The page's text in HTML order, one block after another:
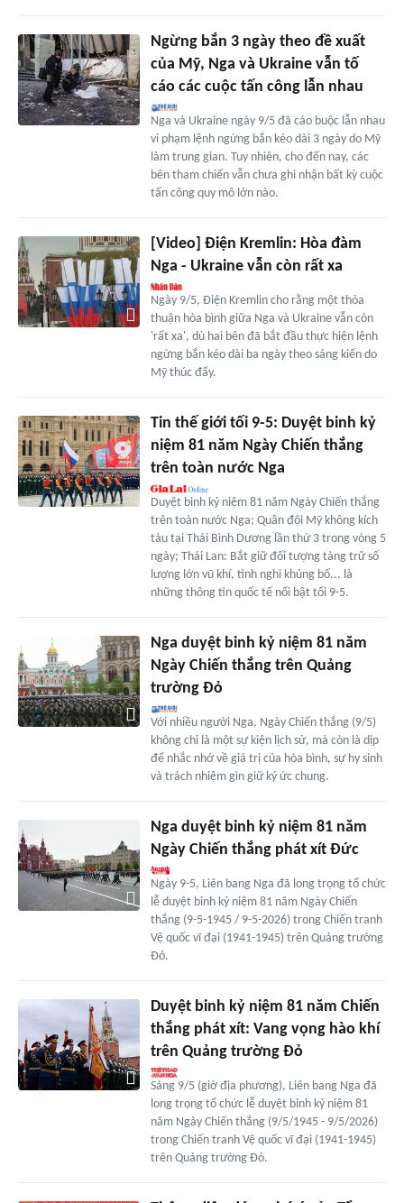
Ngừng bắn 3 ngày theo đề xuất
của Mỹ, Nga và Ukraine vẫn tố
cáo các cuộc tấn công lẫn nhau
Nga và Ukraine ngày 9/5 đã cáo buộc lẫn nhau
vi phạm lệnh ngừng bắn kéo dài 3 ngày do Mỹ
làm trung gian. Tuy nhiên, cho đến nay, các
bên tham chiến vẫn chưa ghi nhận bất kỳ cuộc
tấn công quy mô lớn nào.
[Video] Điện Kremlin: Hòa đàm
Nga - Ukraine vẫn còn rất xa
Ngày 9/5, Điện Kremlin cho rằng một thỏa
thuận hòa bình giữa Nga và Ukraine vẫn còn
'rất xa', dù hai bên đã bắt đầu thực hiện lệnh
ngừng bắn kéo dài ba ngày theo sáng kiến do
Mỹ thúc đẩy.
Tin thế giới tối 9-5: Duyệt binh kỷ
niệm 81 năm Ngày Chiến thắng
trên toàn nước Nga
Duyệt binh kỷ niệm 81 năm Ngày Chiến thắng
trên toàn nước Nga; Quân đội Mỹ không kích
tàu tại Thái Bình Dương lần thứ 3 trong vòng 5
ngày; Thái Lan: Bắt giữ đối tượng tàng trữ số
lượng lớn vũ khí, tình nghi khủng bố... là
những thông tin quốc tế nổi bật tối 9-5.
Nga duyệt binh kỷ niệm 81 năm
Ngày Chiến thắng trên Quảng
trường Đỏ
Với nhiều người Nga, Ngày Chiến thắng (9/5)
không chỉ là một sự kiện lịch sử, mà còn là dịp
để nhắc nhớ về giá trị của hòa bình, sự hy sinh
và trách nhiệm gìn giữ ký ức chung.
Nga duyệt binh kỷ niệm 81 năm
Ngày Chiến thắng phát xít Đức
Ngày 9-5, Liên bang Nga đã long trọng tổ chức
lễ duyệt binh kỷ niệm 81 năm Ngày Chiến
thắng (9-5-1945 / 9-5-2026) trong Chiến tranh
Vệ quốc vĩ đại (1941-1945) trên Quảng trường
Đỏ.
Duyệt binh kỷ niệm 81 năm Chiến
thắng phát xít: Vang vọng hào khí
trên Quảng trường Đỏ
Sáng 9/5 (giờ địa phương), Liên bang Nga đã
long trọng tổ chức lễ duyệt binh kỷ niệm 81
năm Ngày Chiến thắng (9/5/1945 - 9/5/2026)
trong Chiến tranh Vệ quốc vĩ đại (1941-1945)
trên Quảng trường Đỏ.